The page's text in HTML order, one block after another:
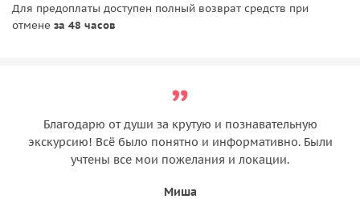
Для предоплаты доступен полный возврат средств при
отмене за 48 часов
Благодарю от души за крутую и познавательную
экскурсию! Всё было понятно и информативно. Были
учтены все мои пожелания и локации.
Миша